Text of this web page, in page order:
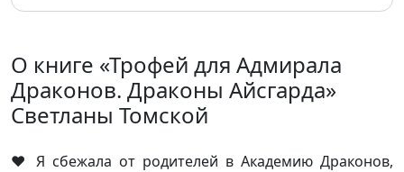
О книге «Трофей для Адмирала
Драконов. Драконы Айсгарда»
Светланы Томской
❤️ Я сбежала от родителей в Академию Драконов,